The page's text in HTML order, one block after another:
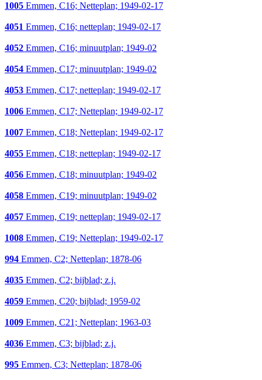
1005 Emmen, C16; Netteplan; 1949-02-17
4051 Emmen, C16; netteplan; 1949-02-17
4052 Emmen, C16; minuutplan; 1949-02
4054 Emmen, C17; minuutplan; 1949-02
4053 Emmen, C17; netteplan; 1949-02-17
1006 Emmen, C17; Netteplan; 1949-02-17
1007 Emmen, C18; Netteplan; 1949-02-17
4055 Emmen, C18; netteplan; 1949-02-17
4056 Emmen, C18; minuutplan; 1949-02
4058 Emmen, C19; minuutplan; 1949-02
4057 Emmen, C19; netteplan; 1949-02-17
1008 Emmen, C19; Netteplan; 1949-02-17
994 Emmen, C2; Netteplan; 1878-06
4035 Emmen, C2; bijblad; z.j.
4059 Emmen, C20; bijblad; 1959-02
1009 Emmen, C21; Netteplan; 1963-03
4036 Emmen, C3; bijblad; z.j.
995 Emmen, C3; Netteplan; 1878-06